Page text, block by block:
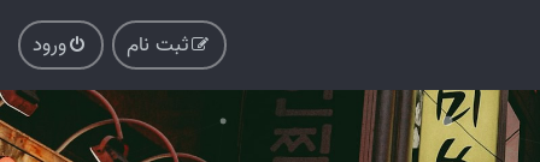
ورود ثبت نام